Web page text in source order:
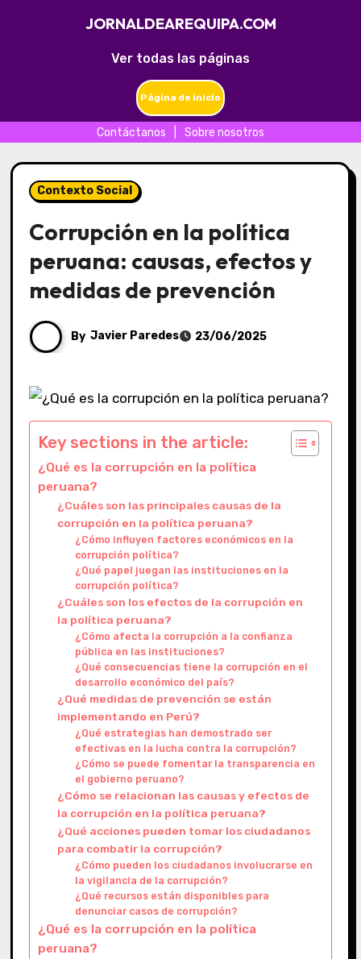
Ver todas las páginas
JORNALDEAREQUIPA.COM
Página de inicio
Contáctanos Sobre nosotros
to
contentContexto Social
Corrupción en la política
peruana: causas, efectos y
medidas de prevención
By Javier Paredes 23/06/2025
Key sections in the article:
¿Qué es la corrupción en la política
peruana?
¿Cuáles son las principales causas de la
corrupción en la política peruana?
¿Cómo influyen factores económicos en la
corrupción política?
¿Qué papel juegan las instituciones en la
corrupción política?
¿Cuáles son los efectos de la corrupción en
la política peruana?
¿Cómo afecta la corrupción a la confianza
pública en las instituciones?
¿Qué consecuencias tiene la corrupción en el
desarrollo económico del país?
¿Qué medidas de prevención se están
implementando en Perú?
¿Qué estrategias han demostrado ser
efectivas en la lucha contra la corrupción?
¿Cómo se puede fomentar la transparencia en
el gobierno peruano?
¿Cómo se relacionan las causas y efectos de
la corrupción en la política peruana?
¿Qué acciones pueden tomar los ciudadanos
para combatir la corrupción?
¿Cómo pueden los ciudadanos involucrarse en
la vigilancia de la corrupción?
¿Qué recursos están disponibles para
denunciar casos de corrupción?
¿Qué es la corrupción en la política
peruana?